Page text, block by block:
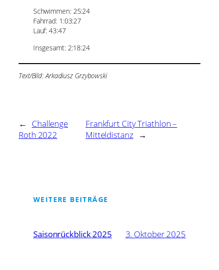
Schwimmen: 25:24
Fahrrad: 1:03:27
Lauf: 43:47
Insgesamt: 2:18:24
Text/Bild: Arkadiusz Grzybowski
←
Challenge
Roth 2022
Frankfurt City Triathlon –
Mitteldistanz
→
WEITERE BEITRÄGE
Saisonrückblick 2025 3. Oktober 2025